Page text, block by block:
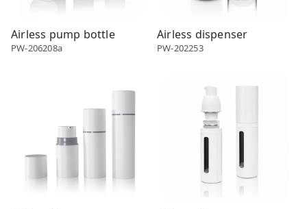
Airless pump bottle
PW-206208a
Airless dispenser
PW-202253